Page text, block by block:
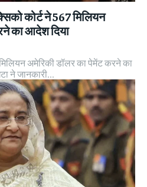
कोर्ट ने 567 मिलियन
का आदेश दिया
अमेरिकी डॉलर का पेमेंट करने का
ने जानकारी...